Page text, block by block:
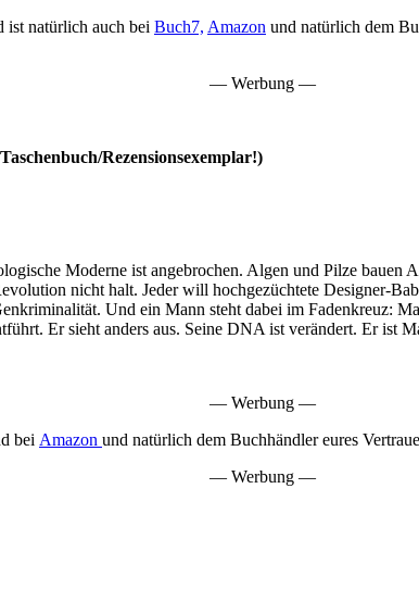
ist natürlich auch bei Buch7, Amazon und natürlich dem
— Werbung —
Rezensionsexemplar!)
Moderne ist angebrochen. Algen und Pilze bauen
nicht halt. Jeder will hochgezüchtete Designer-
Und ein Mann steht dabei im Fadenkreuz:
Er sieht anders aus. Seine DNA ist verändert. Er ist
— Werbung —
bei Amazon und natürlich dem Buchhändler eures
— Werbung —